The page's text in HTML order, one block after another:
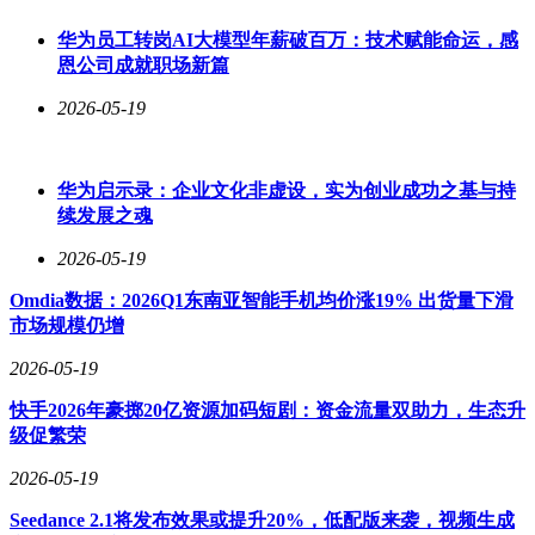
商业太空领域既有着浪漫的一面，也充满务实精神。有一个令
人感动的故事，一位15岁的患癌女孩，生前最后一个愿望是让
马斯克把她设计的图案变成SpaceX的吉祥物，马斯克答应
了。女孩去世后，她妈妈在推特上说：“你将我们最深的痛
华为员工转岗AI大模型年薪破百万：技术赋能命运，感
恩公司成就职场新篇
2026-05-19
华为启示录：企业文化非虚设，实为创业成功之基与持
续发展之魂
2026-05-19
Omdia数据：2026Q1东南亚智能手机均价涨19% 出货量下滑
市场规模仍增
2026-05-19
快手2026年豪掷20亿资源加码短剧：资金流量双助力，生态升
级促繁荣
2026-05-19
Seedance 2.1将发布效果或提升20%，低配版来袭，视频生成